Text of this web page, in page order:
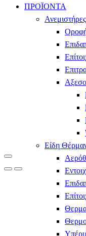
ΠΡΟΪΟΝΤΑ
Ανεμιστήρες
Είδη